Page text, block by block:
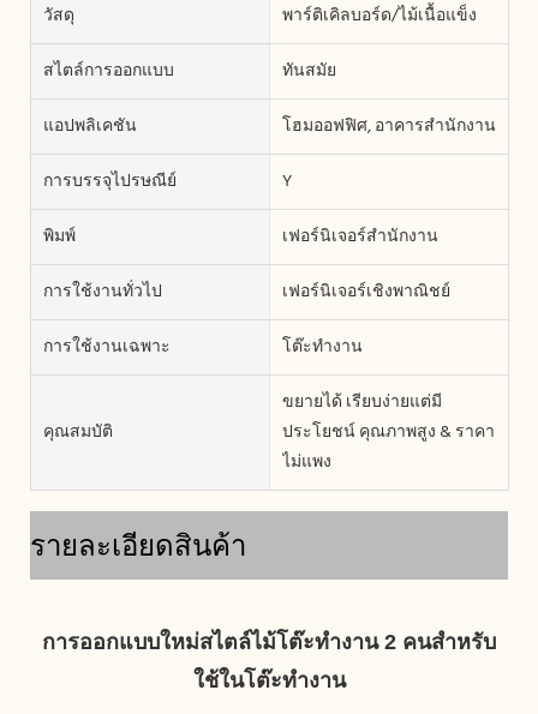
วัสดุ
พาร์ติเคิลบอร์ด/ไม้เนื้อแข็ง
สไตล์การออกแบบ
ทันสมัย
แอปพลิเคชัน
โฮมออฟฟิศ, อาคารสำนักงาน
การบรรจุไปรษณีย์
Y
พิมพ์
เฟอร์นิเจอร์สำนักงาน
การใช้งานทั่วไป
เฟอร์นิเจอร์เชิงพาณิชย์
การใช้งานเฉพาะ
โต๊ะทำงาน
คุณสมบัติ
ขยายได้ เรียบง่ายแต่มี
ประโยชน์ คุณภาพสูง & ราคา
ไม่แพง
รายละเอียดสินค้า
การออกแบบใหม่สไตล์ไม้โต๊ะทำงาน 2 คนสำหรับ
ใช้ในโต๊ะทำงาน